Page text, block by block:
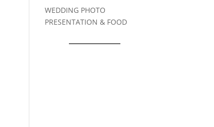
WEDDING PHOTO
PRESENTATION & FOOD